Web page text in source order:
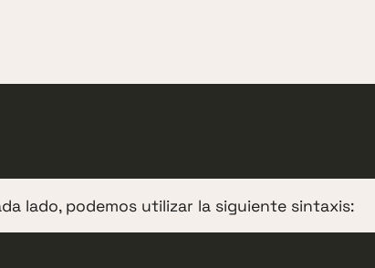
lado, podemos utilizar la siguiente sintaxis: